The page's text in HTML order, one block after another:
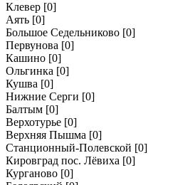
Клевер [0]
Аять [0]
Большое Седельниково [0]
Первунова [0]
Кашино [0]
Ольгинка [0]
Кушва [0]
Нижние Серги [0]
Балтым [0]
Верхотурье [0]
Верхняя Пышма [0]
Станционный-Полевской [0]
Кировград пос. Лёвиха [0]
Курганово [0]